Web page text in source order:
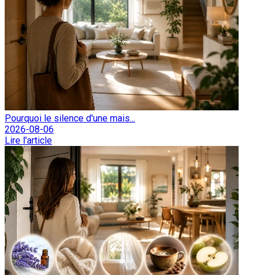
Pourquoi le silence d'une mais...
2026-08-06
Lire l'article